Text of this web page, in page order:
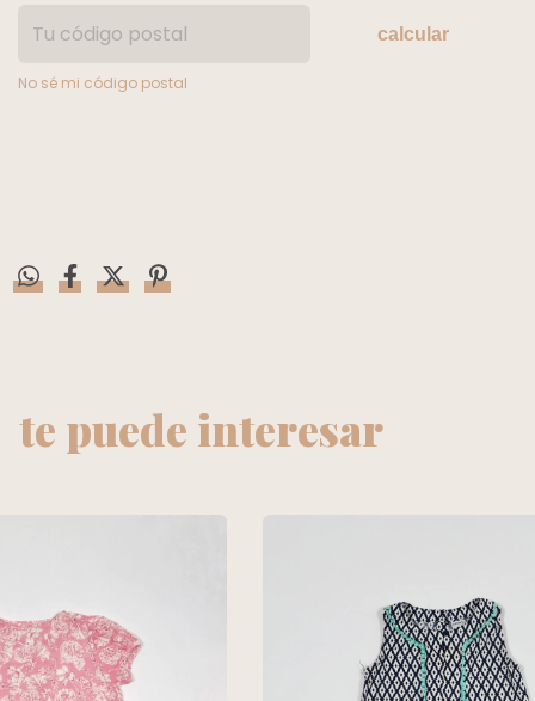
calcular
No sé mi código postal
te puede interesar